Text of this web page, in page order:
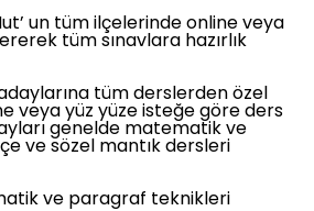
un tüm ilçelerinde online veya
tüm sınavlara hazırlık
adaylarına tüm derslerden özel
veya yüz yüze isteğe göre ders
genelde matematik ve
ve sözel mantık dersleri
ve paragraf teknikleri